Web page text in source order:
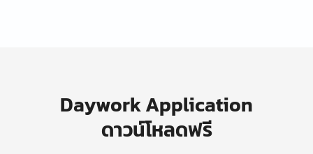
Daywork Application
ดาวน์โหลดฟรี